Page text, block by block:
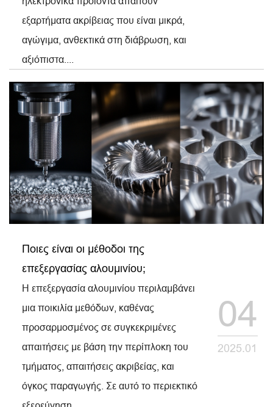
εξαρτήματα ακρίβειας που είναι μικρά,
αγώγιμα, ανθεκτικά στη διάβρωση, και
αξιόπιστα....
Ποιες είναι οι μέθοδοι της
επεξεργασίας αλουμινίου;
Η επεξεργασία αλουμινίου περιλαμβάνει
μια ποικιλία μεθόδων, καθένας
προσαρμοσμένος σε συγκεκριμένες
απαιτήσεις με βάση την περίπλοκη του
τμήματος, απαιτήσεις ακριβείας, και
όγκος παραγωγής. Σε αυτό το περιεκτικό
04
2025.01